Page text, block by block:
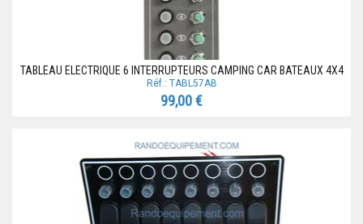
TABLEAU ELECTRIQUE 6 INTERRUPTEURS CAMPING CAR BATEAUX 4X4
Réf.: TABL57AB
99,00 €